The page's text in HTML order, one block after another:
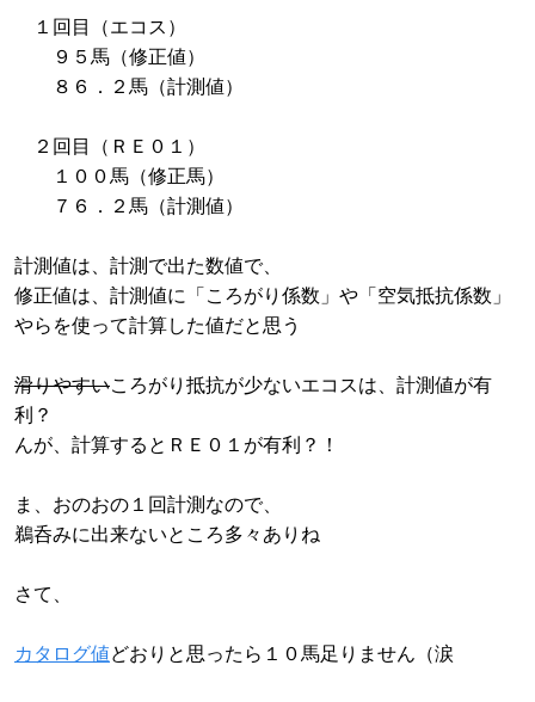
１回目（エコス）
９５馬（修正値）
８６．２馬（計測値）
２回目（ＲＥ０１）
１００馬（修正馬）
７６．２馬（計測値）
計測値は、計測で出た数値で、
修正値は、計測値に「ころがり係数」や「空気抵抗係数」
やらを使って計算した値だと思う
滑りやすいころがり抵抗が少ないエコスは、計測値が有
利？
んが、計算するとＲＥ０１が有利？！
ま、おのおの１回計測なので、
鵜呑みに出来ないところ多々ありね
さて、
カタログ値どおりと思ったら１０馬足りません（涙